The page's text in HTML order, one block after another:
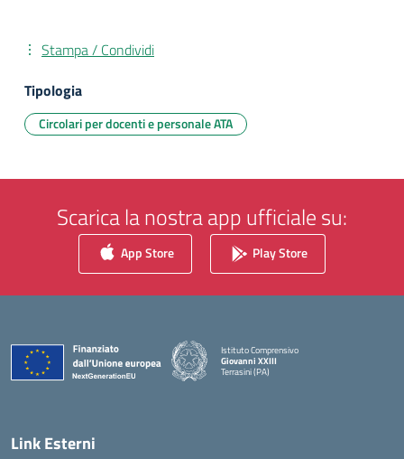
Stampa / Condividi
Tipologia
Circolari per docenti e personale ATA
Scarica la nostra app ufficiale su:
App Store Play Store
Istituto Comprensivo
Giovanni XXIII
Terrasini (PA)
Link Esterni